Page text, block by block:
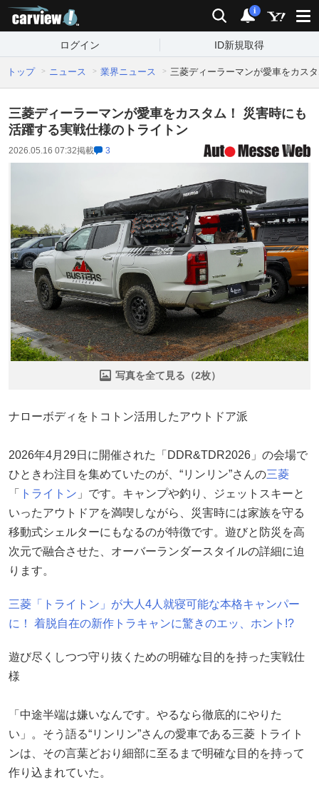
検索 通知
i
ログイン ID新規取得
トップ ニュース 業界ニュース 三菱ディーラーマンが愛車をカス
三菱ディーラーマンが愛車をカスタム！ 災害時にも
活躍する実戦仕様のトライトン
2026.05.16 07:32掲載 3
写真を全て見る（2枚）
ナローボディをトコトン活用したアウトドア派
2026年4月29日に開催された「DDR&TDR2026」の会場で
ひときわ注目を集めていたのが、“リンリン”さんの三菱
「
トライトン 」です。キャンプや釣り、ジェットスキーと
いったアウトドアを満喫しながら、災害時には家族を守る
移動式シェルターにもなるのが特徴です。遊びと防災を高
次元で融合させた、オーバーランダースタイルの詳細に迫
ります。
三菱「トライトン」が大人4人就寝可能な本格キャンパー
に！ 着脱自在の新作トラキャンに驚きのエッ、ホント!?
遊び尽くしつつ守り抜くための明確な目的を持った実戦仕
様
「中途半端は嫌いなんです。やるなら徹底的にやりた
い」。そう語る“リンリン”さんの愛車である三菱 トライト
ンは、その言葉どおり細部に至るまで明確な目的を持って
作り込まれていた。